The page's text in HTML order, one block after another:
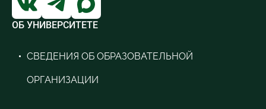
Б1.В.ОД.3 Экология
ОБ УНИВЕРСИТЕТЕ
СВЕДЕНИЯ ОБ ОБРАЗОВАТЕЛЬНОЙ
ОРГАНИЗАЦИИ